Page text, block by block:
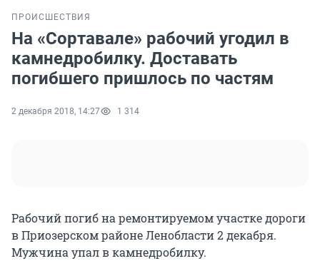
ПРОИСШЕСТВИЯ
На «Сортавале» рабочий угодил в
камнедробилку. Доставать
погибшего пришлось по частям
2 декабря 2018, 14:27 1 314
Рабочий погиб на ремонтируемом участке дороги
в Приозерском районе Ленобласти 2 декабря.
Мужчина упал в камнедробилку.